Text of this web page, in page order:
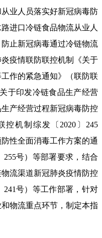
业人员落实好新冠病毒防
进口冷链食品物流从业人
止新冠病毒通过冷链物流
疫情联防联控机制《关于
作的紧急通知》（联防联
于印发冷链食品生产经营
产经营过程新冠病毒防控
机制综发〔2020〕245
性全面消毒工作方案的通
号）等部署要求，结合
流渠道新冠肺炎疫情防控
241号）等工作部署，针对
物流重点环节，制定本指